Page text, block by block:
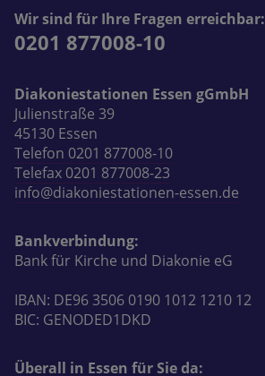
Wir sind für Ihre Fragen erreichbar:
0201 877008-10
Diakoniestationen Essen gGmbH
Julienstraße 39
45130 Essen
Telefon 0201 877008-10
Telefax 0201 877008-23
info@diakoniestationen-essen.de
Bankverbindung:
Bank für Kirche und Diakonie eG
IBAN: DE96 3506 0190 1012 1210 12
BIC: GENODED1DKD
Überall in Essen für Sie da: